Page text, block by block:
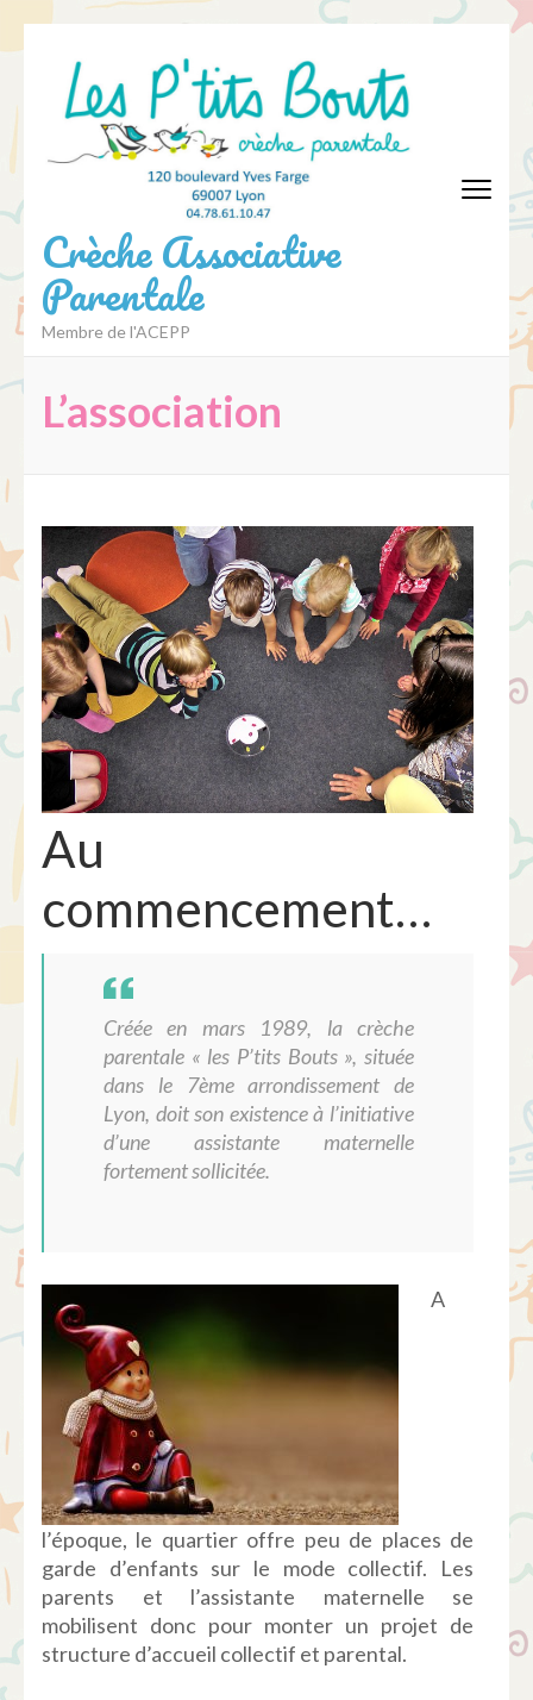
contenu
(Pressez
Entrée)
Crèche Associative
Parentale
Membre de l'ACEPP
L’association
Au
commencement…
Créée en mars 1989, la crèche
parentale « les P’tits Bouts », située
dans le 7èmearrondissement de
Lyon, doitson existence à l’initiative
d’une
assistante
maternelle
fortementsollicitée.
A
l’époque, le quartier offre peu de places de
garde d’enfants sur le mode collectif. Les
parents et l’assistante maternelle se
mobilisent donc pour monter un projet de
structure d’accueil collectif et parental.